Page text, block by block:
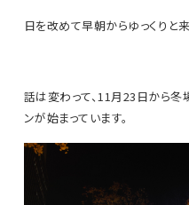
日を改めて早朝からゆっくりと
話は変わって、11月23日から冬
ンが始まっています。